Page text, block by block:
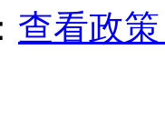
查看政